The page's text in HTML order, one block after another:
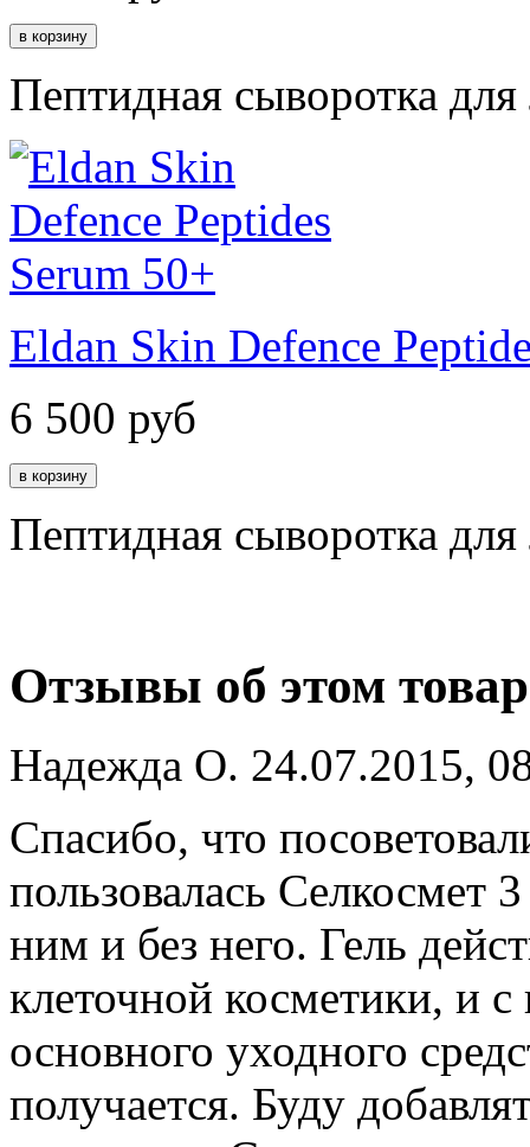
Пептидная сыворотка
Eldan Skin Defence
6 500 руб
Пептидная сыворотка
Отзывы об этом
Надежда О. 24.07.2015,
Спасибо, что
пользовалась Селкосмет
ним и без него. Гель
клеточной косметики, и
основного уходного
получается. Буду